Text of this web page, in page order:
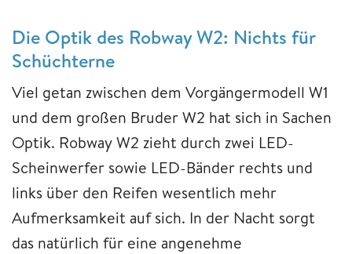
Die Optik des Robway W2: Nichts für
Schüchterne
Viel getan zwischen dem Vorgängermodell W1
und dem großen Bruder W2 hat sich in Sachen
Optik. Robway W2 zieht durch zwei LED-
Scheinwerfer sowie LED-Bänder rechts und
links über den Reifen wesentlich mehr
Aufmerksamkeit auf sich. In der Nacht sorgt
das natürlich für eine angenehme